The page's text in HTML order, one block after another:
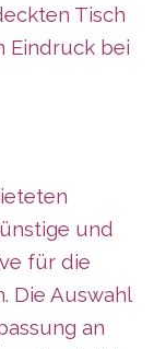
Tisch
Eindruck bei
und
für die
Die Auswahl
an